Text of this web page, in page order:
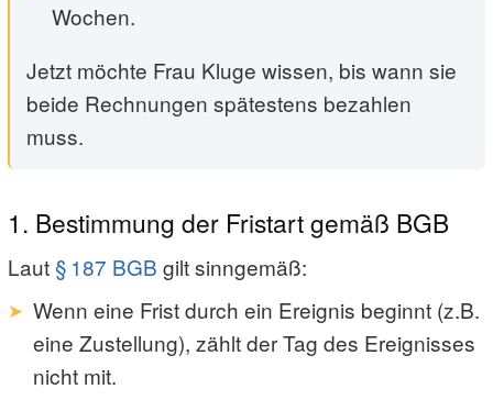
Wochen.
Jetzt möchte Frau Kluge wissen, bis wann sie
beide Rechnungen spätestens bezahlen
muss.
1. Bestimmung der Fristart gemäß BGB
Laut § 187 BGB gilt sinngemäß:
Wenn eine Frist durch ein Ereignis beginnt (z.B.
eine Zustellung), zählt der Tag des Ereignisses
nicht mit.